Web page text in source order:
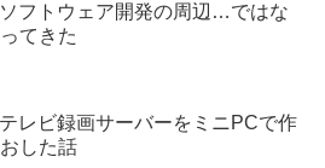
フトウェア開発の周辺…ではな
てきた
レビ録画サーバーをミニPCで作
した話